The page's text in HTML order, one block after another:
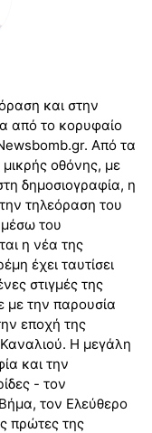
και στην
από το κορυφαίο
Από τα
οθόνης, με
δημοσιογραφία, η
τηλεόραση του
του
η νέα της
έχει ταυτίσει
στιγμές της
με την παρουσία
εποχή της
Η μεγάλη
και την
- τον
τον Ελεύθερο
πρώτες της